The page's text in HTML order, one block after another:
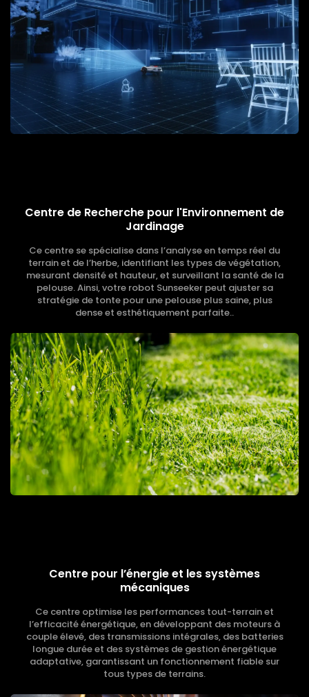
Centre de Recherche pour l'Environnement de
Jardinage
Ce centre se spécialise dans l’analyse en temps réel du
terrain et de l’herbe, identifiant les types de végétation,
mesurant densité et hauteur, et surveillant la santé de la
pelouse. Ainsi, votre robot Sunseeker peut ajuster sa
stratégie de tonte pour une pelouse plus saine, plus
dense et esthétiquement parfaite..
Centre pour l’énergie et les systèmes
mécaniques
Ce centre optimise les performances tout-terrain et
l’efficacité énergétique, en développant des moteurs à
couple élevé, des transmissions intégrales, des batteries
longue durée et des systèmes de gestion énergétique
adaptative, garantissant un fonctionnement fiable sur
tous types de terrains.